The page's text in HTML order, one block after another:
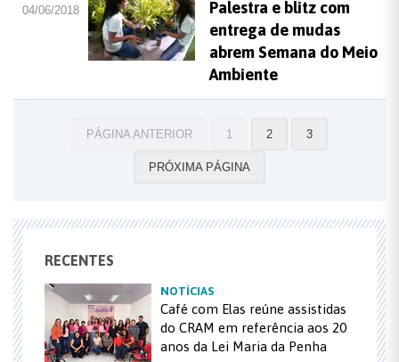
04/06/2018
Palestra e blitz com
entrega de mudas
abrem Semana do Meio
Ambiente
PÁGINA ANTERIOR 1 2 3
PRÓXIMA PÁGINA
RECENTES
NOTÍCIAS
Café com Elas reúne assistidas
do CRAM em referência aos 20
anos da Lei Maria da Penha